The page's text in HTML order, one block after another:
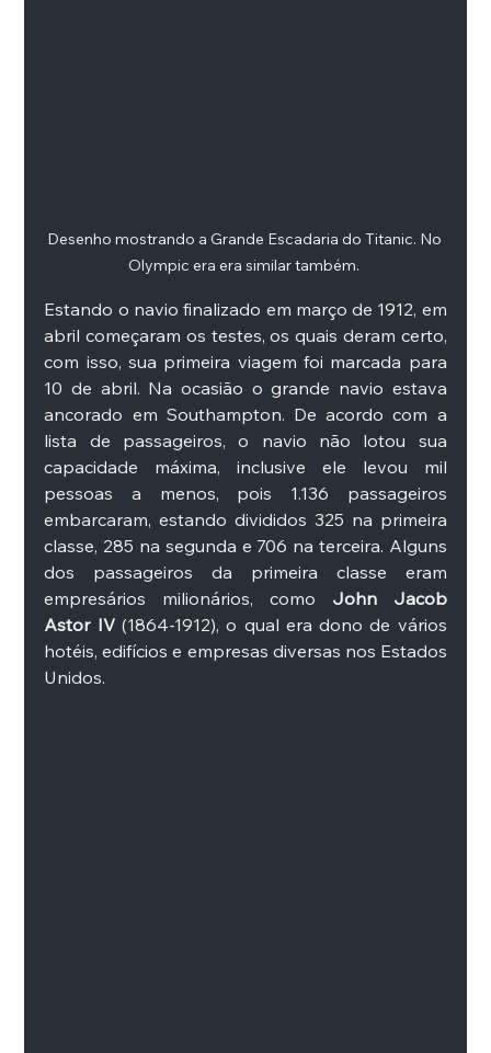
Desenho mostrando a Grande Escadaria do Titanic. No
Olympic era era similar também.
Estando o navio finalizado em março de 1912, em
abril começaram os testes, os quais deram certo,
com isso, sua primeira viagem foi marcada para
10 de abril. Na ocasião o grande navio estava
ancorado em Southampton. De acordo com a
lista de passageiros, o navio não lotou sua
capacidade máxima, inclusive ele levou mil
pessoas a menos, pois 1.136 passageiros
embarcaram, estando divididos 325 na primeira
classe, 285 na segunda e 706 na terceira. Alguns
dos passageiros da primeira classe eram
empresários milionários, como John Jacob
Astor IV (1864-1912), o qual era dono de vários
hotéis, edifícios e empresas diversas nos Estados
Unidos.